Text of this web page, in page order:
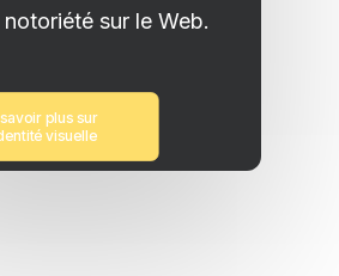
sur le Web.
plus sur
visuelle